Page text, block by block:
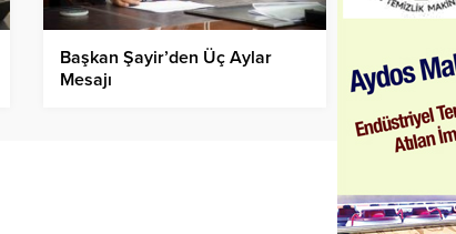
Başkan Şayir’den Üç Aylar
Mesajı